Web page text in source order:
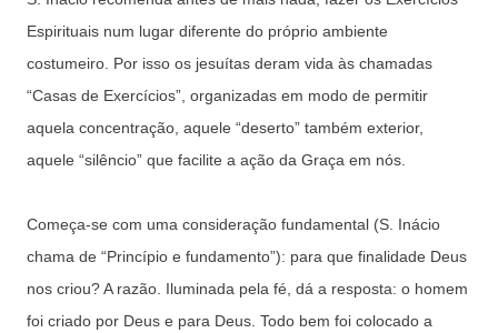
Espirituais num lugar diferente do próprio ambiente
costumeiro. Por isso os jesuítas deram vida às chamadas
“Casas de Exercícios”, organizadas em modo de permitir
aquela concentração, aquele “deserto” também exterior,
aquele “silêncio” que facilite a ação da Graça em nós.
Começa-se com uma consideração fundamental (S. Inácio
chama de “Princípio e fundamento”): para que finalidade Deus
nos criou? A razão. Iluminada pela fé, dá a resposta: o homem
foi criado por Deus e para Deus. Todo bem foi colocado a